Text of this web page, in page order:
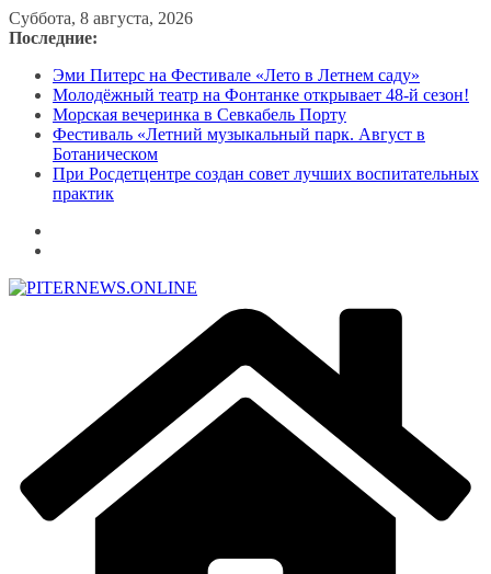
Перейти
к
Суббота, 8 августа, 2026
Последние:
Эми Питерс на Фестивале «Лето в Летнем саду»
Молодёжный театр на Фонтанке открывает 48-й сезон!
Морская вечеринка в Севкабель Порту
Фестиваль «Летний музыкальный парк. Август в
Ботаническом
При Росдетцентре создан совет лучших воспитательных
практик